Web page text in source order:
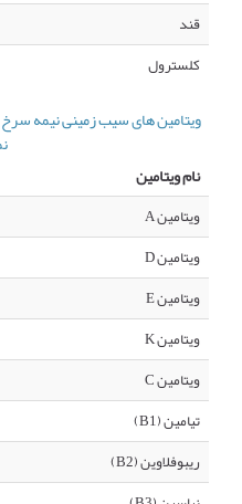
قند
کلسترول
ویتامین های سیب زمینی نیمه
نام ویتامین
ویتامین A
ویتامین D
ویتامین E
ویتامین K
ویتامین C
تیامین (B1)
ریبوفلاوین (B2)